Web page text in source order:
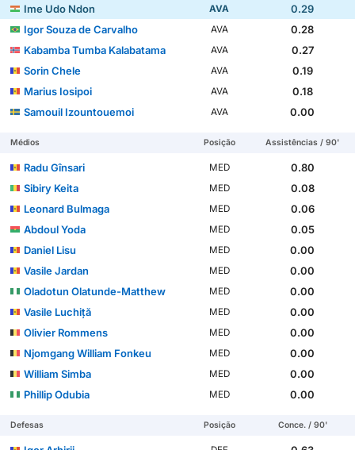
Ime Udo Ndon
AVA
0.29
Igor Souza de Carvalho
AVA
0.28
Kabamba Tumba Kalabatama
AVA
0.27
Sorin Chele
AVA
0.19
Marius Iosipoi
AVA
0.18
Samouil Izountouemoi
AVA 0.00
Médios Posição Assistências / 90'
Radu Gînsari MED
0.80
Sibiry Keita
MED
0.08
Leonard Bulmaga
MED
0.06
Abdoul Yoda
MED
0.05
Daniel Lisu
MED
0.00
Vasile Jardan
MED
0.00
Oladotun Olatunde-Matthew
MED
0.00
Vasile Luchiță
MED
0.00
Olivier Rommens
MED
0.00
Njomgang William Fonkeu
MED
0.00
William Simba
MED
0.00
Phillip Odubia
MED 0.00
Defesas Posição Conce. / 90'